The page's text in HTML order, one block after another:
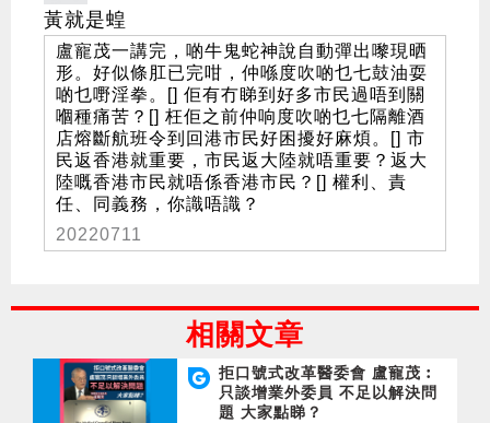
黃就是蝗
盧寵茂一講完，啲牛鬼蛇神說自動彈出嚟現晒
形。好似條肛已完咁，仲喺度吹啲乜七鼓油耍
啲乜嘢淫拳。[] 佢有冇睇到好多市民過唔到關
嗰種痛苦？[] 枉佢之前仲响度吹啲乜七隔離酒
店熔斷航班令到回港市民好困擾好麻煩。[] 市
民返香港就重要，市民返大陸就唔重要？返大
陸嘅香港市民就唔係香港市民？[] 權利、責
任、同義務，你識唔識？
20220711
相關文章
拒口號式改革醫委會 盧寵茂︰
只談增業外委員 不足以解決問
題 大家點睇？